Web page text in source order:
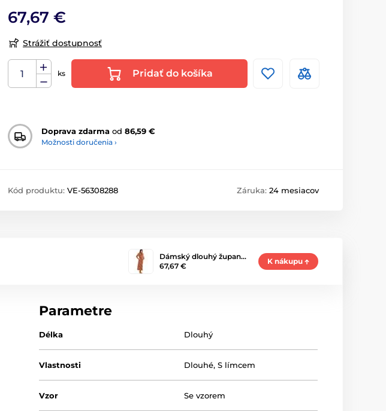
67,67 €
Strážiť dostupnosť
ks Pridať do košíka
Doprava zdarma od 86,59 €
Možnosti doručenia ›
Kód produktu: VE-56308288 Záruka: 24 mesiacov
Dámský dlouhý župan…
67,67 €
K nákupu
Parametre
Délka Dlouhý
Vlastnosti Dlouhé,S límcem
Vzor Se vzorem